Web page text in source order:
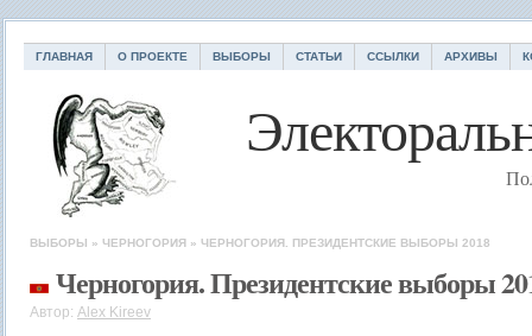
ГЛАВНАЯ О ПРОЕКТЕ ВЫБОРЫ СТАТЬИ ССЫЛКИ АРХИВЫ
ВЫБОРЫ » ЧЕРНОГОРИЯ » ЧЕРНОГОРИЯ. ПРЕЗИДЕНТСКИЕ ВЫБОРЫ 2018
Черногория. Президентские выборы
Автор: Alex Kireev